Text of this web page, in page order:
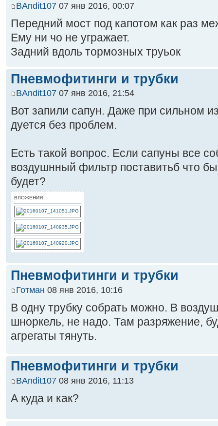
BAndit107 07 янв 2016, 00:07
Передний мост под капотом как раз
Ему ни чо не угражает.
Задний вдоль тормозных труьок
Пневмофитинги и трубки
BAndit107 07 янв 2016, 21:54
Вот запили сапун. Даже при сильном
дуется без проблем.
Есть такой вопрос. Если сапуны все
воздушнный фильтр поставитьб что
будет?
ВЛОЖЕНИЯ
Пневмофитинги и трубки
Готман 08 янв 2016, 10:16
В одну трубку собрать можно. В
шноркель, не надо. Там разряжение,
агрегаты тянуть.
Пневмофитинги и трубки
BAndit107 08 янв 2016, 11:13
А куда и как?